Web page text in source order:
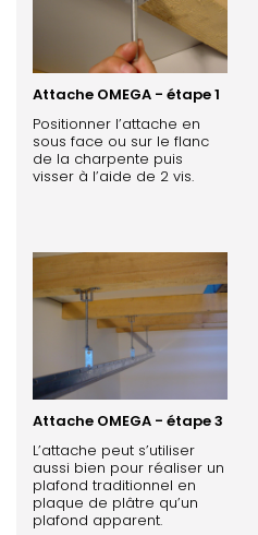
Attache OMEGA - étape 1
Positionner l’attache en
sous face ou sur le flanc
de la charpente puis
visser à l’aide de 2 vis.
Attache OMEGA - étape 3
L’attache peut s’utiliser
aussi bien pour réaliser un
plafond traditionnel en
plaque de plâtre qu’un
plafond apparent.